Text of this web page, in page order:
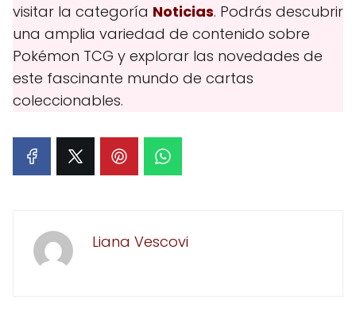
visitar la categoría Noticias. Podrás descubrir
una amplia variedad de contenido sobre
Pokémon TCG y explorar las novedades de
este fascinante mundo de cartas
coleccionables.
Liana Vescovi